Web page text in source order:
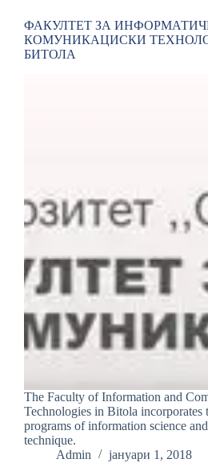
ФАКУЛТЕТ ЗА
КОМУНИКАЦИСКИ
БИТОЛА
The Faculty of Information and
Technologies in Bitola incorporates
programs of information science
technique.
Admin
јануари 1, 2018